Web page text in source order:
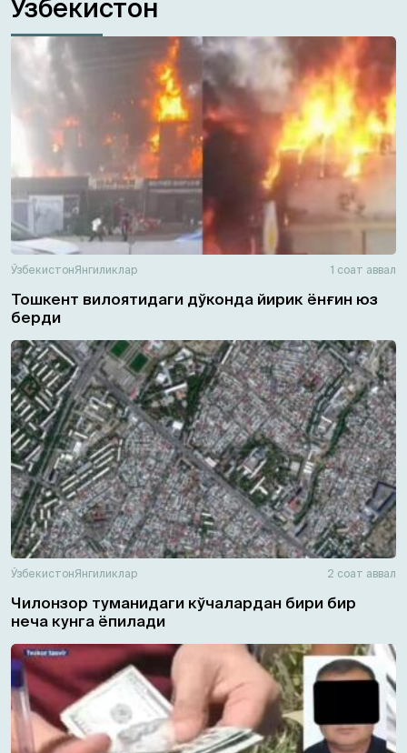
Ўзбекистон
ЎзбекистонЯнгиликлар 1 соат аввал
Тошкент вилоятидаги дўконда йирик ёнғин юз
берди
ЎзбекистонЯнгиликлар 2 соат аввал
Чилонзор туманидаги кўчалардан бири бир
неча кунга ёпилади